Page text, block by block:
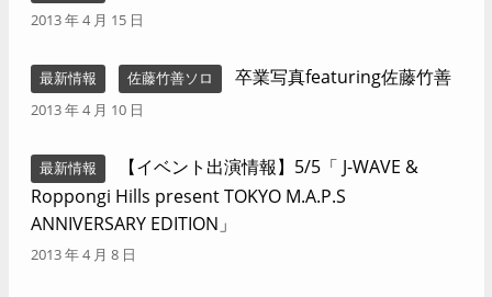
2013 年 4 月 15 日
最新情報 佐藤竹善ソロ 卒業写真featuring佐藤竹善
2013 年 4 月 10 日
最新情報
【イベント出演情報】5/5「 J-WAVE &
Roppongi Hills present TOKYO M.A.P.S
ANNIVERSARY EDITION」
2013 年 4 月 8 日